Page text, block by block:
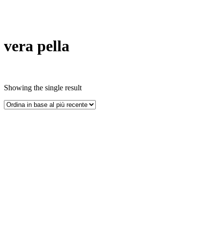
vera pella
Showing the single result